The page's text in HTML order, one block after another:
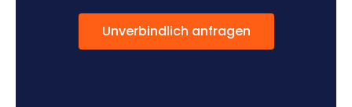
Unverbindlich anfragen